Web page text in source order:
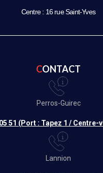
Centre : 16 rue Saint-Yves
CONTACT
Perros-Guirec
51 (Port : Tapez 1 / Centre-
Lannion